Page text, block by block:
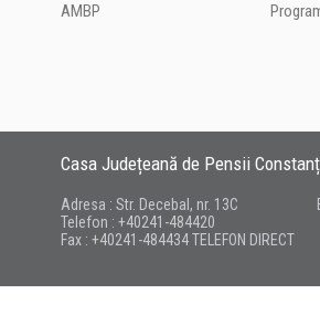
AMBP
Casa Județeană de Pensii
Adresa : Str. Decebal, nr. 13C
Telefon : +40241-484420
Fax : +40241-484434 TELEFON DIRECT